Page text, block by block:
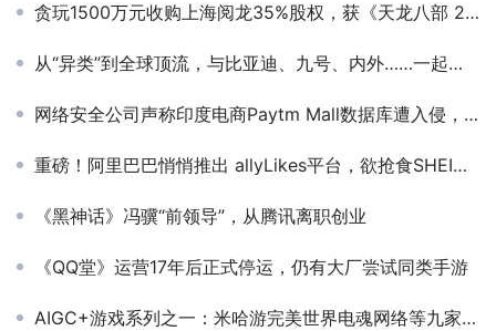
贪玩1500万元收购上海阅龙35%股权，获《天龙八部 2》双端独家运营权
从“异类”到全球顶流，与比亚迪、九号、内外……一起解码「全球新流行」 | 5月22日！第三届品创·品牌节即将启幕
网络安全公司声称印度电商Paytm Mall数据库遭入侵，但遭否认
重磅！阿里巴巴悄悄推出 allyLikes平台，欲抢食SHEIN市场
《黑神话》冯骥“前领导”，从腾讯离职创业
《QQ堂》运营17年后正式停运，仍有大厂尝试同类手游
AIGC+游戏系列之一：米哈游完美世界电魂网络等九家公司正在如何用